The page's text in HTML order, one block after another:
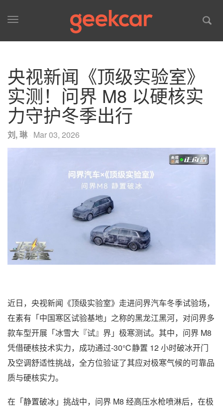
Toggle
央视新闻《顶级实验室》
实测！问界 M8 以硬核实
力守护冬季出行
刘, 琳 Mar 03, 2026
近日，央视新闻《顶级实验室》走进问界汽车冬季试验场，
在素有「中国寒区试验基地」之称的黑龙江黑河，对问界多
款车型开展「冰雪大『试』界」极寒测试。其中，问界 M8
凭借硬核技术实力，成功通过-30℃静置 12 小时破冰开门
及空调舒适性挑战，全方位验证了其应对极寒气候的可靠品
质与硬核实力。
在「静置破冰」挑战中，问界 M8 经高压水枪喷淋后，在极